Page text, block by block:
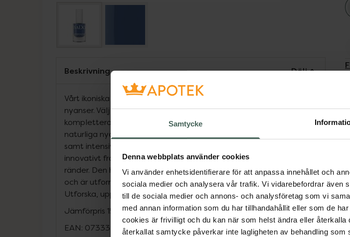
Samtycke
Denna webbplats använder cookies
Vi använder enhetsidentifierare för att anpassa innehållet och
sociala medier och analysera vår trafik. Vi vidarebefordrar även
till de sociala medier och annons- och analysföretag som vi
med annan information som du har tillhandahållit eller som de
cookies är frivilligt och du kan när som helst ändra eller
återkallat samtycke påverkar inte lagligheten av behandling som
Beskrivning Dölj
Vårt ikoniska Wonder Nail finns nu i en hel palett av färgstarka
nyanser. Välj den färg som bäst uttrycker ditt humör och
kompletterar din look. Sortimentet har allt från svala, stiliga och
naturliga nyanser till härligt mjuka pastellfärger, starka ljusa färger
samt intensiva mörka toner. Den speciella, extra breda penseln är
innovativt framtagen för att ge en fyllig och jämn finish utan
ränder. Den högpresterande formeln är snabbtorkande, flagnar inte
och är utformad för att behålla färgen under hela användningen.
Utforska, upptäck och skapa din look!
Jämförpris 15,80 kr/ ml
EAN: 07333352081438